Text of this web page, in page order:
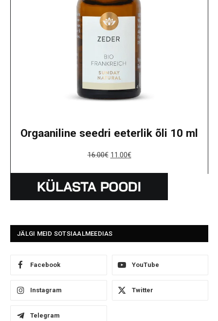
Orgaaniline seedri eeterlik õli 10 ml
16.00€ 11.00€
JÄLGI MEID SOTSIAALMEEDIAS
Facebook YouTube
Instagram Twitter
Telegram